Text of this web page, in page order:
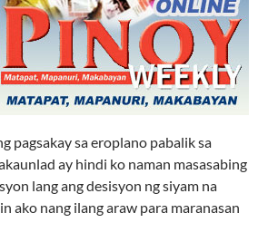
pagsakay sa eroplano pabalik sa
ay hindi ko naman masasabing
lang ang desisyon ng siyam na
ako nang ilang araw para maranasan